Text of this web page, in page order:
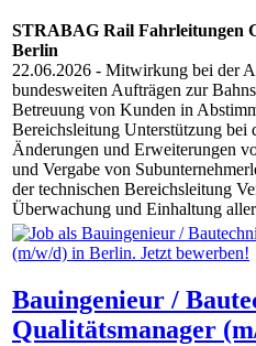
STRABAG Rail Fahrleitungen
Berlin
22.06.2026 - Mitwirkung bei der
bundesweiten Aufträgen zur
Betreuung von Kunden in
Bereichsleitung Unterstützung bei
Änderungen und Erweiterungen
und Vergabe von
der technischen Bereichsleitung
Überwachung und Einhaltung
Bauingenieur /
Qualitätsmanager